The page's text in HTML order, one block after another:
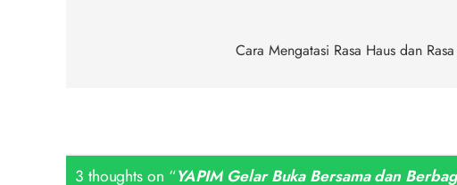
Cara Mengatasi Rasa Haus dan
3 thoughts on “YAPIM Gelar Buka Bersama dan